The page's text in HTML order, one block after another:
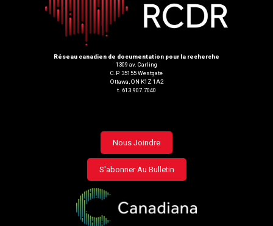
Réseau canadien de documentation pour la recherche
1309 av. Carling
C.P. 35155 Westgate
Ottawa, ON K1Z 1A2
t. 613.907.7040
Footer
menu
Nous Joindre
S'abonner Au Bulletin